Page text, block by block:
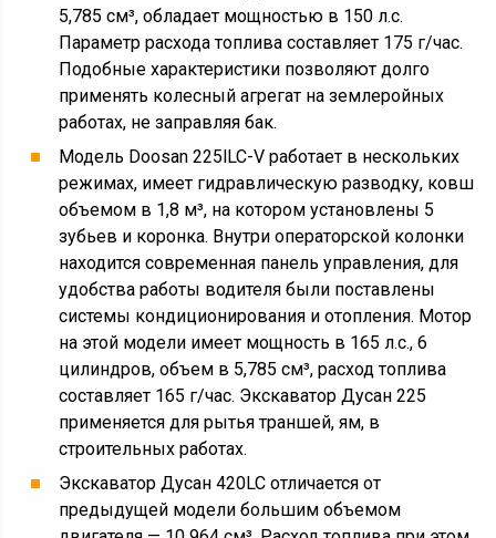
5,785 см³, обладает мощностью в 150 л.с.
Параметр расхода топлива составляет 175 г/час.
Подобные характеристики позволяют долго
применять колесный агрегат на землеройных
работах, не заправляя бак.
Модель Doosan 225lLC-V работает в нескольких
режимах, имеет гидравлическую разводку, ковш
объемом в 1,8 м³, на котором установлены 5
зубьев и коронка. Внутри операторской колонки
находится современная панель управления, для
удобства работы водителя были поставлены
системы кондиционирования и отопления. Мотор
на этой модели имеет мощность в 165 л.с., 6
цилиндров, объем в 5,785 см³, расход топлива
составляет 165 г/час. Экскаватор Дусан 225
применяется для рытья траншей, ям, в
строительных работах.
Экскаватор Дусан 420LC отличается от
предыдущей модели большим объемом